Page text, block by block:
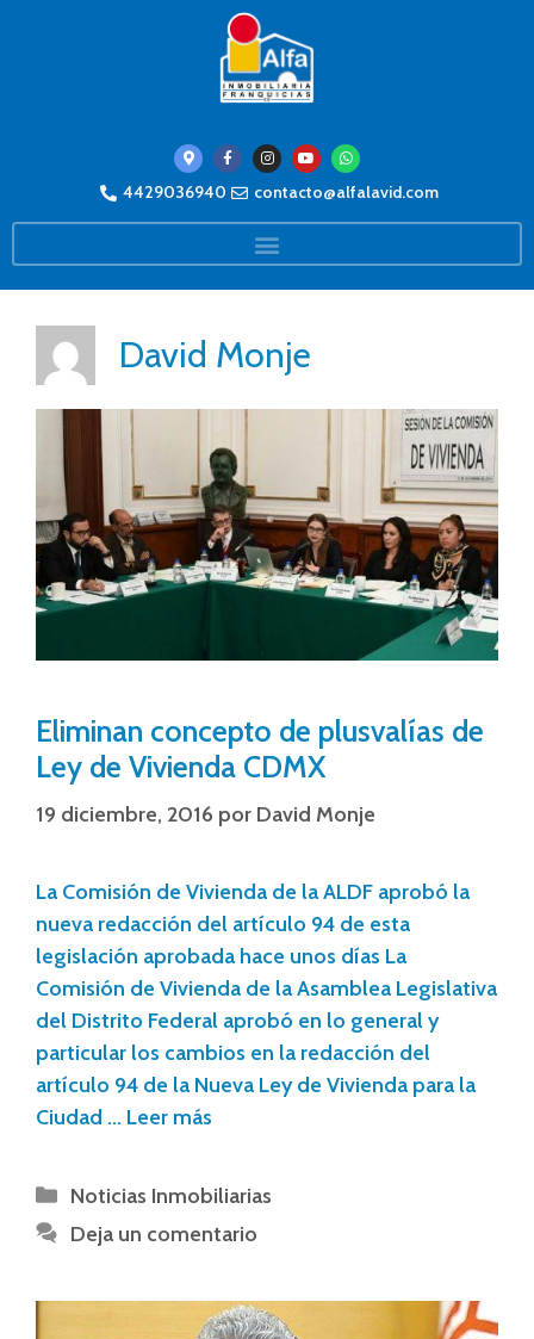
4429036940 contacto@alfalavid.com
David Monje
Eliminan concepto de plusvalías de
Ley de Vivienda CDMX
19 diciembre, 2016 por David Monje
La Comisión de Vivienda de la ALDF aprobó la
nueva redacción del artículo 94 de esta
legislación aprobada hace unos días La
Comisión de Vivienda de la Asamblea Legislativa
del Distrito Federal aprobó en lo general y
particular los cambios en la redacción del
artículo 94 de la Nueva Ley de Vivienda para la
Ciudad … Leer más
Noticias Inmobiliarias
Deja un comentario